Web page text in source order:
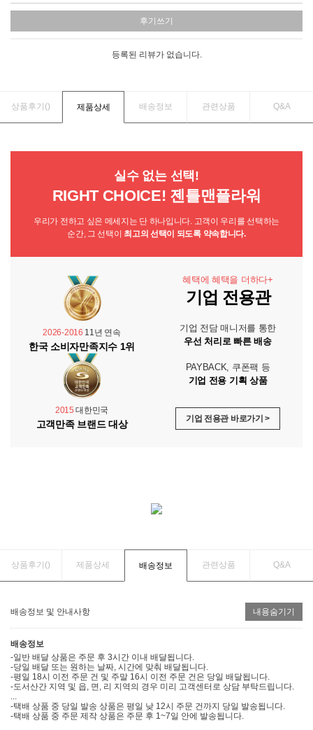
후기쓰기
등록된 리뷰가 없습니다.
상품후기() 제품상세 배송정보 관련상품 Q&A
실수 없는 선택!
RIGHT CHOICE! 젠틀맨플라워
우리가 전하고 싶은 메세지는 단 하나입니다. 고객이 우리를 선택하는
순간, 그 선택이 최고의 선택이 되도록 약속합니다.
2026-2016 11년 연속
한국 소비자만족지수 1위
2015 대한민국
고객만족 브랜드 대상
혜택에 혜택을 더하다+
기업 전용관
기업 전담 매니저를 통한
우선 처리로 빠른 배송
PAYBACK, 쿠폰팩 등
기업 전용 기획 상품
기업 전용관 바로가기 >
상품후기() 제품상세 배송정보 관련상품 Q&A
배송정보 및 안내사항 내용숨기기
배송정보
-일반 배달 상품은 주문 후 3시간 이내 배달됩니다.
-당일 배달 또는 원하는 날짜, 시간에 맞춰 배달됩니다.
-평일 18시 이전 주문 건 및 주말 16시 이전 주문 건은 당일 배달됩니다.
-도서산간 지역 및 읍, 면, 리 지역의 경우 미리 고객센터로 상담 부탁드립니다.
-택배 상품 중 당일 발송 상품은 평일 낮 12시 주문 건까지 당일 발송됩니다.
-택배 상품 중 주문 제작 상품은 주문 후 1~7일 안에 발송됩니다.